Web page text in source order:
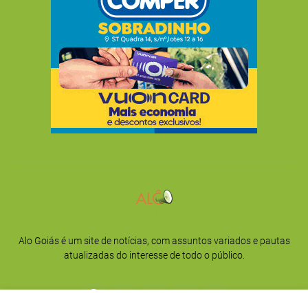
Alo Goiás é um site de notícias, com assuntos variados e pautas
atualizadas do interesse de todo o público.